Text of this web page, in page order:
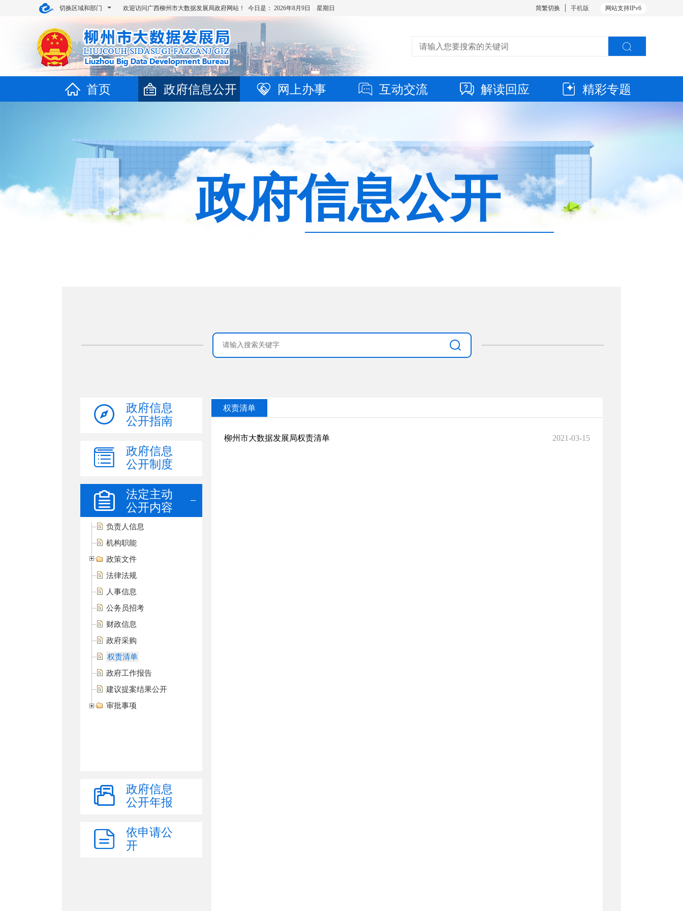
切换区域和部门 网站支持IPv6
简繁切换 手机版
欢迎访问广西柳州市大数据发展局政府网站！ 今日是： 2026年8月9日 星期日
首页 政府信息公开 网上办事 互动交流 解读回应 精彩专题
政府信息公开
政府信息
公开指南
政府信息
公开制度
法定主动
公开内容
负责人信息
机构职能
政策文件
法律法规
人事信息
公务员招考
财政信息
政府采购
权责清单
政府工作报告
建议提案结果公开
审批事项
政府信息
公开年报
依申请公
开